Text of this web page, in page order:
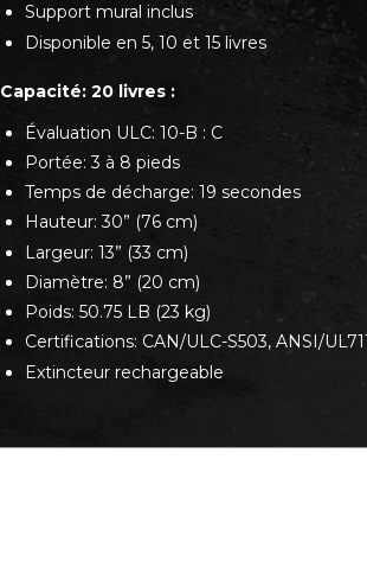
Support mural inclus
Disponible en 5, 10 et 15 livres
Capacité: 20 livres :
Évaluation ULC: 10-B : C
Portée: 3 à 8 pieds
Temps de décharge: 19 secondes
Hauteur: 30” (76 cm)
Largeur: 13” (33 cm)
Diamètre: 8” (20 cm)
Poids: 50.75 LB (23 kg)
Certifications: CAN/ULC-S503, ANSI/
Extincteur rechargeable